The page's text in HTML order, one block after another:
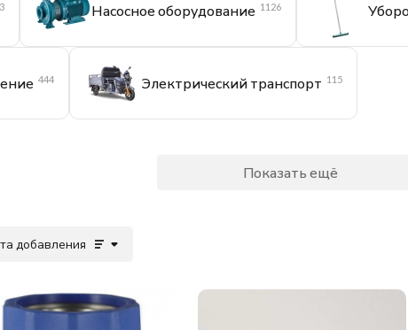
Насосное оборудование 1126
444 Электрический транспорт 115
Показать ещё
добавления